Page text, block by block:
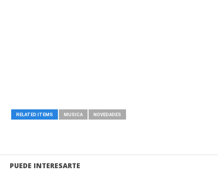
RELATED ITEMS MUSICA NOVEDADES
PUEDE INTERESARTE